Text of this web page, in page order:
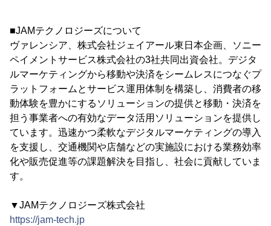
■JAMテクノロジーズについて
ヴァレンシア、株式会社ジェイアール東日本企画、ソニー
ペイメントサービス株式会社の3社共同出資会社。デジタ
ルマーケティングから移動や決済をシームレスにつなぐプ
ラットフォームとサービス運用体制を構築し、消費者の移
動体験を豊かにするソリューションの提供と移動・決済を
担う事業者への有効なデータ活用ソリューションを提供し
ています。迅速かつ柔軟なデジタルマーケティングの導入
を支援し、交通機関や店舗などの実施設における業務効率
化や販売促進等の課題解決を目指し、社会に貢献していま
す。
▼JAMテクノロジーズ株式会社
https://jam-tech.jp